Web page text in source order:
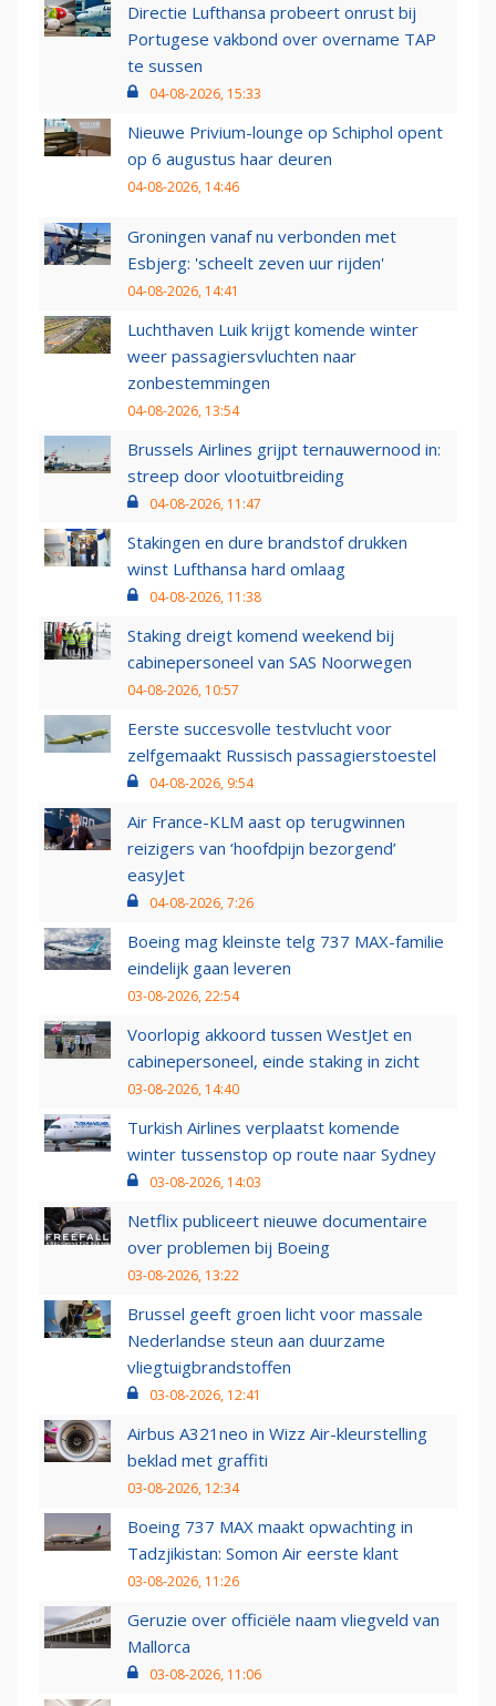
Directie Lufthansa probeert onrust bij
Portugese vakbond over overname TAP
te sussen
04-08-2026, 15:33
Nieuwe Privium-lounge op Schiphol opent
op 6 augustus haar deuren
04-08-2026, 14:46
Groningen vanaf nu verbonden met
Esbjerg: 'scheelt zeven uur rijden'
04-08-2026, 14:41
Luchthaven Luik krijgt komende winter
weer passagiersvluchten naar
zonbestemmingen
04-08-2026, 13:54
Brussels Airlines grijpt ternauwernood in:
streep door vlootuitbreiding
04-08-2026, 11:47
Stakingen en dure brandstof drukken
winst Lufthansa hard omlaag
04-08-2026, 11:38
Staking dreigt komend weekend bij
cabinepersoneel van SAS Noorwegen
04-08-2026, 10:57
Eerste succesvolle testvlucht voor
zelfgemaakt Russisch passagierstoestel
04-08-2026, 9:54
Air France-KLM aast op terugwinnen
reizigers van ‘hoofdpijn bezorgend’
easyJet
04-08-2026, 7:26
Boeing mag kleinste telg 737 MAX-familie
eindelijk gaan leveren
03-08-2026, 22:54
Voorlopig akkoord tussen WestJet en
cabinepersoneel, einde staking in zicht
03-08-2026, 14:40
Turkish Airlines verplaatst komende
winter tussenstop op route naar Sydney
03-08-2026, 14:03
Netflix publiceert nieuwe documentaire
over problemen bij Boeing
03-08-2026, 13:22
Brussel geeft groen licht voor massale
Nederlandse steun aan duurzame
vliegtuigbrandstoffen
03-08-2026, 12:41
Airbus A321neo in Wizz Air-kleurstelling
beklad met graffiti
03-08-2026, 12:34
Boeing 737 MAX maakt opwachting in
Tadzjikistan: Somon Air eerste klant
03-08-2026, 11:26
Geruzie over officiële naam vliegveld van
Mallorca
03-08-2026, 11:06